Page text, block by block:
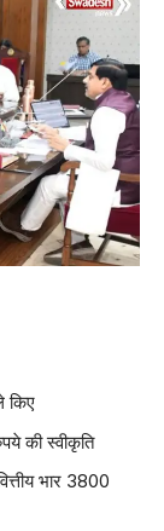
किए
की स्वीकृति
भार 3800